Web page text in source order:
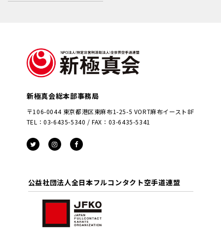
新極真会総本部事務局
〒106-0044 東京都港区東麻布1-25-5 VORT麻布イースト8F
TEL：03-6435-5340 / FAX：03-6435-5341
公益社団法人全日本フルコンタクト空手道連盟